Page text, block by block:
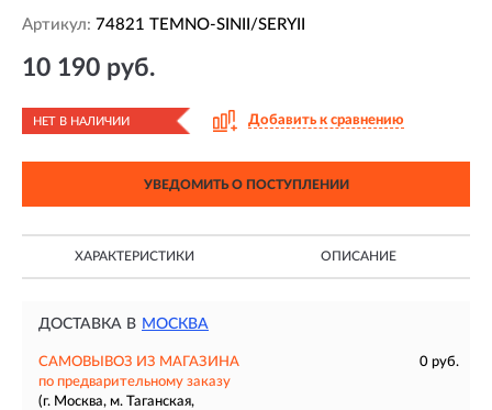
Артикул: 74821 TEMNO-SINII/SERYII
10 190 руб.
НЕТ В НАЛИЧИИ Добавить к сравнению
УВЕДОМИТЬ О ПОСТУПЛЕНИИ
ХАРАКТЕРИСТИКИ ОПИСАНИЕ
ДОСТАВКА В МОСКВА
САМОВЫВОЗ ИЗ МАГАЗИНА
0 руб.
по предварительному заказу
(г. Москва, м. Таганская,